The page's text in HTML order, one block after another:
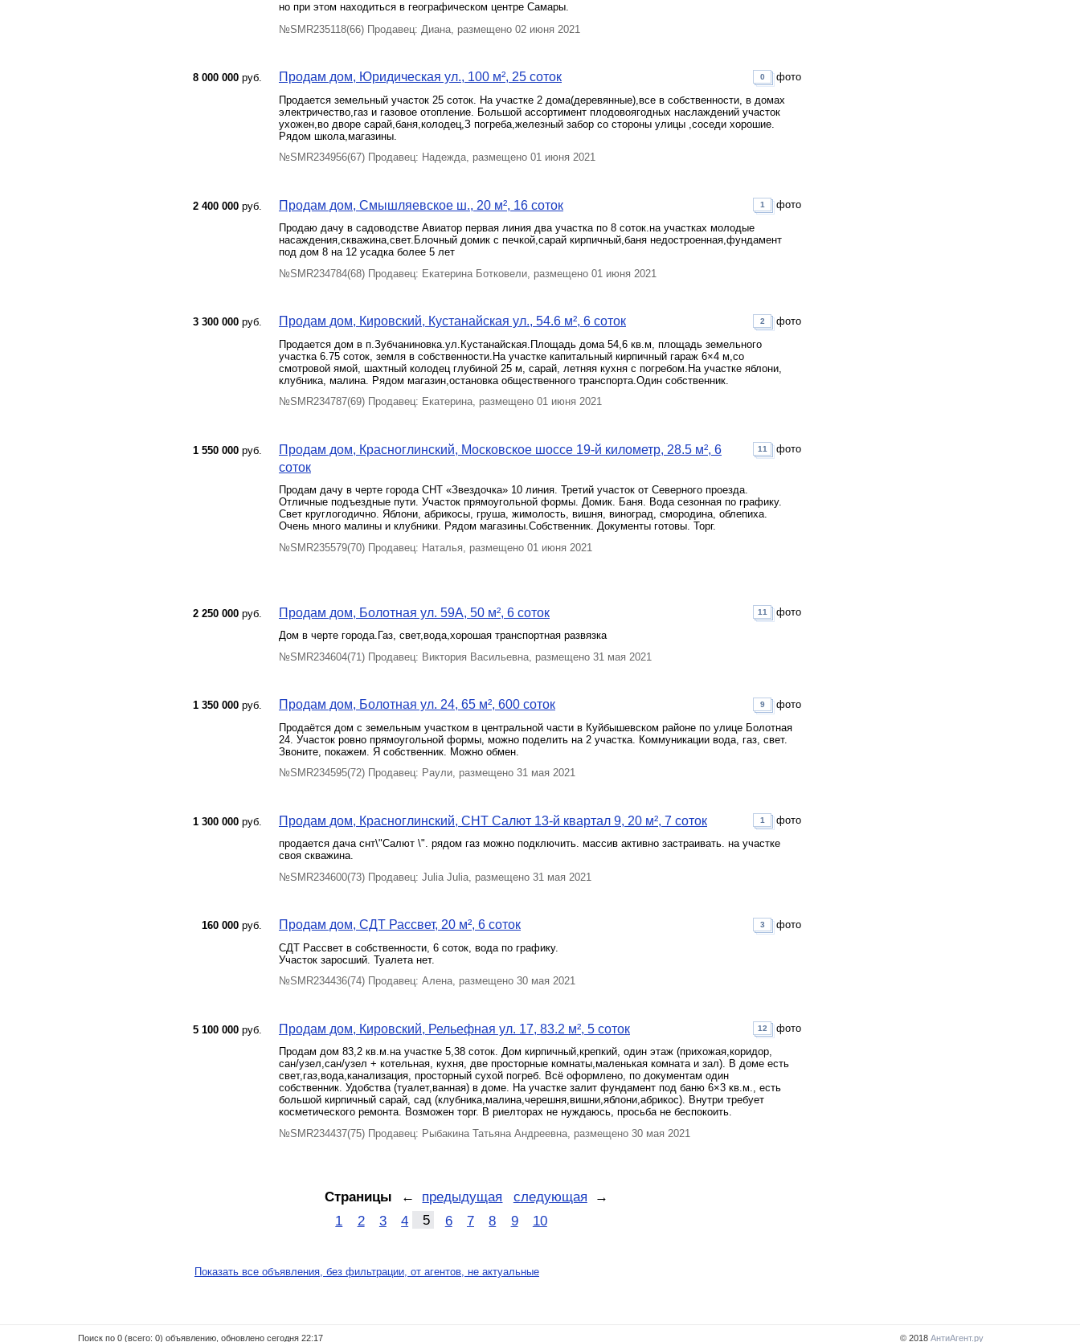
но при этом находиться в географическом центре Самары.
№SMR235118(66) Продавец: Диана, размещено 02 июня 2021
8 000 000 руб. Продам дом, Юридическая ул., 100 м², 25 соток
Продается земельный участок 25 соток. На участке 2 дома(деревянные),все в собственности, в домах
электричество,газ и газовое отопление. Большой ассортимент плодовоягодных наслаждений участок
ухожен,во дворе сарай,баня,колодец,З погреба,железный забор со стороны улицы ,соседи хорошие.
Рядом школа,магазины.
0 фото
№SMR234956(67) Продавец: Надежда, размещено 01 июня 2021
2 400 000 руб. Продам дом, Смышляевское ш., 20 м², 16 соток
Продаю дачу в садоводстве Авиатор первая линия два участка по 8 соток.на участках молодые
насаждения,скважина,свет.Блочный домик с печкой,сарай кирпичный,баня недостроенная,фундамент
под дом 8 на 12 усадка более 5 лет
1 фото
№SMR234784(68) Продавец: Екатерина Ботковели, размещено 01 июня 2021
3 300 000 руб. Продам дом, Кировский, Кустанайская ул., 54.6 м², 6 соток
Продается дом в п.Зубчаниновка.ул.Кустанайская.Площадь дома 54,6 кв.м, площадь земельного
участка 6.75 соток, земля в собственности.На участке капитальный кирпичный гараж 6×4 м,со
смотровой ямой, шахтный колодец глубиной 25 м, сарай, летняя кухня с погребом.На участке яблони,
клубника, малина. Рядом магазин,остановка общественного транспорта.Один собственник.
2 фото
№SMR234787(69) Продавец: Екатерина, размещено 01 июня 2021
1 550 000 руб.
Продам дом, Красноглинский, Московское шоссе 19-й километр, 28.5 м², 6
соток
Продам дачу в черте города СНТ «Звездочка» 10 линия. Третий участок от Северного проезда.
Отличные подъездные пути. Участок прямоугольной формы. Домик. Баня. Вода сезонная по графику.
Свет круглогодично. Яблони, абрикосы, груша, жимолость, вишня, виноград, смородина, облепиха.
Очень много малины и клубники. Рядом магазины.Собственник. Документы готовы. Торг.
11 фото
№SMR235579(70) Продавец: Наталья, размещено 01 июня 2021
2 250 000 руб. Продам дом, Болотная ул. 59А, 50 м², 6 соток
Дом в черте города.Газ, свет,вода,хорошая транспортная развязка
11 фото
№SMR234604(71) Продавец: Виктория Васильевна, размещено 31 мая 2021
1 350 000 руб. Продам дом, Болотная ул. 24, 65 м², 600 соток
Продаётся дом с земельным участком в центральной части в Куйбышевском районе по улице Болотная
24. Участок ровно прямоугольной формы, можно поделить на 2 участка. Коммуникации вода, газ, свет.
Звоните, покажем. Я собственник. Можно обмен.
9 фото
№SMR234595(72) Продавец: Раули, размещено 31 мая 2021
1 300 000 руб. Продам дом, Красноглинский, СНТ Салют 13-й квартал 9, 20 м², 7 соток
продается дача снт\"Салют \". рядом газ можно подключить. массив активно застраивать. на участке
своя скважина.
1 фото
№SMR234600(73) Продавец: Julia Julia, размещено 31 мая 2021
160 000 руб. Продам дом, СДТ Рассвет, 20 м², 6 соток
СДТ Рассвет в собственности, 6 соток, вода по графику.
Участок заросший. Туалета нет.
3 фото
№SMR234436(74) Продавец: Алена, размещено 30 мая 2021
5 100 000 руб. Продам дом, Кировский, Рельефная ул. 17, 83.2 м², 5 соток
Продам дом 83,2 кв.м.на участке 5,38 соток. Дом кирпичный,крепкий, один этаж (прихожая,коридор,
сан/узел,сан/узел + котельная, кухня, две просторные комнаты,маленькая комната и зал). В доме есть
свет,газ,вода,канализация, просторный сухой погреб. Всё оформлено, по документам один
собственник. Удобства (туалет,ванная) в доме. На участке залит фундамент под баню 6×3 кв.м., есть
большой кирпичный сарай, сад (клубника,малина,черешня,вишни,яблони,абрикос). Внутри требует
косметического ремонта. Возможен торг. В риелторах не нуждаюсь, просьба не беспокоить.
12 фото
№SMR234437(75) Продавец: Рыбакина Татьяна Андреевна, размещено 30 мая 2021
Страницы ← предыдущая следующая →
1
2 3 4 5 6 7 8 9 10
Показать все объявления, без фильтрации, от агентов, не актуальные
Поиск по 0 (всего: 0) объявлению, обновлено сегодня 22:17 © 2018 АнтиАгент.ру